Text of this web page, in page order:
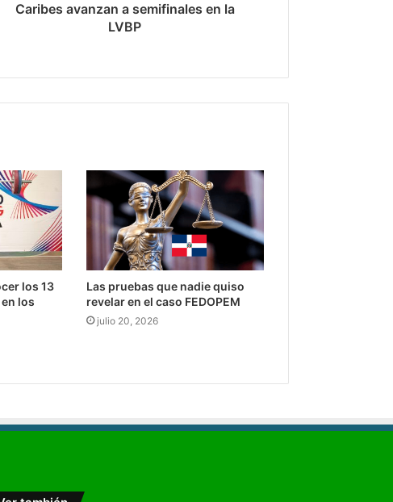
Caribes avanzan a semifinales en la
LVBP
los 13
los
Las pruebas que nadie quiso
revelar en el caso FEDOPEM
julio 20, 2026